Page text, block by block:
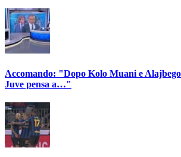
Accomando: "Dopo Kolo Muani e
Juve pensa a…"